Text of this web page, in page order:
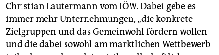
Christian Lautermann vom IÖW. Dabei gebe es
immer mehr Unternehmungen, „die konkrete
Zielgruppen und das Gemeinwohl fördern wollen
und die dabei sowohl am marktlichen Wettbewerb